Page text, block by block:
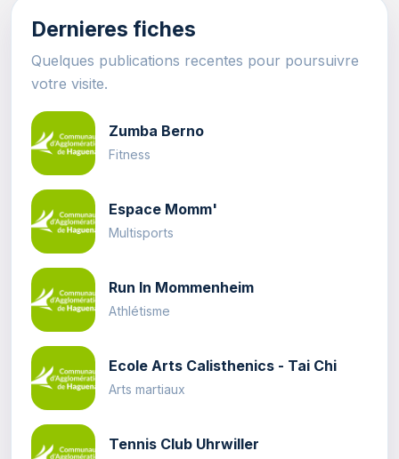
Dernieres fiches
Quelques publications recentes pour poursuivre
votre visite.
Zumba Berno
Fitness
Espace Momm'
Multisports
Run In Mommenheim
Athlétisme
Ecole Arts Calisthenics - Tai Chi
Arts martiaux
Tennis Club Uhrwiller